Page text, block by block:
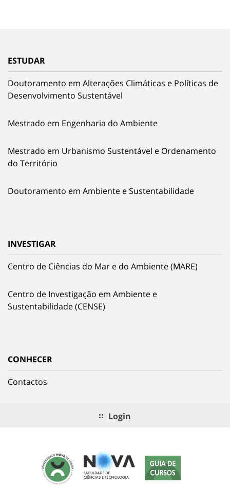
ESTUDAR
Doutoramento em Alterações Climáticas e Políticas de
Desenvolvimento Sustentável
Mestrado em Engenharia do Ambiente
Mestrado em Urbanismo Sustentável e Ordenamento
do Território
Doutoramento em Ambiente e Sustentabilidade
INVESTIGAR
Centro de Ciências do Mar e do Ambiente (MARE)
Centro de Investigação em Ambiente e
Sustentabilidade (CENSE)
CONHECER
Contactos
Login